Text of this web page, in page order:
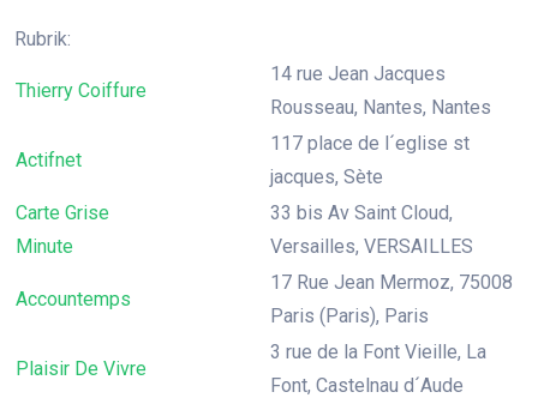
Rubrik:
Thierry Coiffure
14 rue Jean Jacques
Rousseau, Nantes, Nantes
Actifnet
117 place de l´eglise st
jacques, Sète
Carte Grise
Minute
33 bis Av Saint Cloud,
Versailles, VERSAILLES
Accountemps
17 Rue Jean Mermoz, 75008
Paris (Paris), Paris
Plaisir De Vivre
3 rue de la Font Vieille, La
Font, Castelnau d´Aude